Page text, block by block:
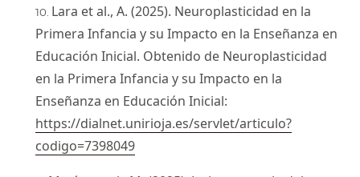
Lara et al., A. (2025). Neuroplasticidad en la
Primera Infancia y su Impacto en la Enseñanza en
Educación Inicial. Obtenido de Neuroplasticidad
en la Primera Infancia y su Impacto en la
Enseñanza en Educación Inicial:
https://dialnet.unirioja.es/servlet/articulo?
codigo=7398049